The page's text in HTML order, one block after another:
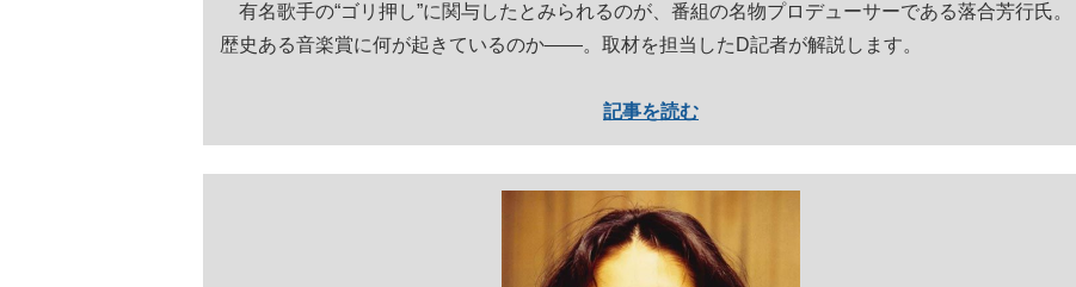
有名歌手の“ゴリ押し”に関与したとみられるのが、番組の名物プロデューサーである落合芳行氏。
歴史ある音楽賞に何が起きているのか——。取材を担当したD記者が解説します。
記事を読む